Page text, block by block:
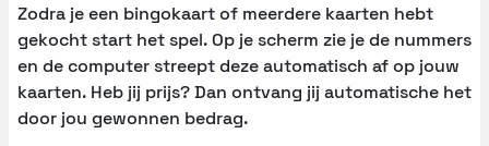
Zodra je een bingokaart of meerdere kaarten hebt
gekocht start het spel. Op je scherm zie je de nummers
en de computer streept deze automatisch af op jouw
kaarten. Heb jij prijs? Dan ontvang jij automatische het
door jou gewonnen bedrag.